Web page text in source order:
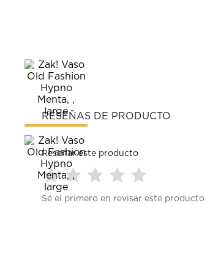
RESEÑAS DE PRODUCTO
Reseñar este producto
Seleccionar
para
Seleccionar
paraparaparapara
Sé el primero en revisar este producto